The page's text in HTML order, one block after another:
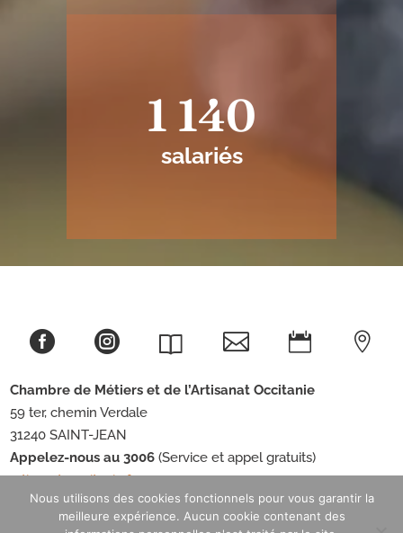
1 140
salariés
    
Chambre de Métiers et de l’ArtisanatOccitanie
59 ter, chemin Verdale
31240 SAINT-JEAN
Appelez-nous au 3006 (Service et appel gratuits)
artisanat-occitanie.fr
Nous utilisons des cookies fonctionnels pour vous garantir la
meilleure expérience. Aucun cookie contenant des